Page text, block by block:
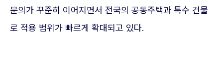
문의가 꾸준히 이어지면서 전국의 공동주택과 특수 건물
로 적용 범위가 빠르게 확대되고 있다.